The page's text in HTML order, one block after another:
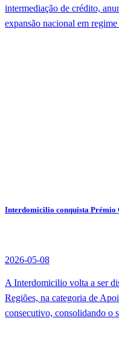
intermediação de crédito,
expansão nacional em
Interdomicilio conquista Prémio
2026-05-08
A Interdomicilio volta a ser
Regiões, na categoria de
consecutivo, consolidando o